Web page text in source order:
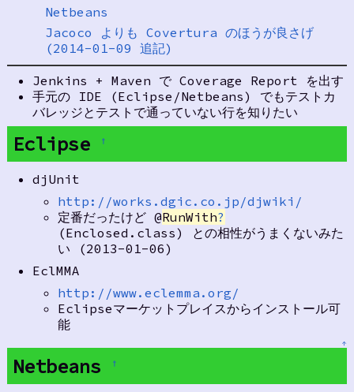
Netbeans
Jacoco よりも Covertura のほうが良さげ
(2014-01-09 追記)
Jenkins + Maven で Coverage Report を出す
手元の IDE (Eclipse/Netbeans) でもテストカ
バレッジとテストで通っていない行を知りたい
Eclipse †
djUnit
http://works.dgic.co.jp/djwiki/
定番だったけど @RunWith?
(Enclosed.class) との相性がうまくないみた
い (2013-01-06)
EclMMA
http://www.eclemma.org/
Eclipseマーケットプレイスからインストール可
能
↑
Netbeans †